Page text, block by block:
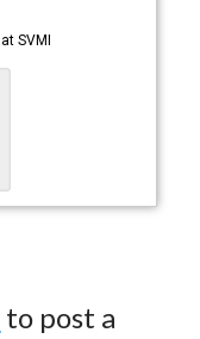
atSVMI
to post a